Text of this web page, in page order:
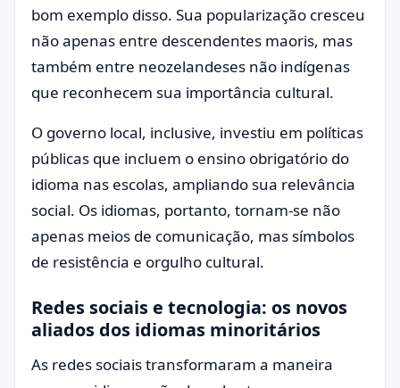
bom exemplo disso. Sua popularização cresceu
não apenas entre descendentes maoris, mas
também entre neozelandeses não indígenas
que reconhecem sua importância cultural.
O governo local, inclusive, investiu em políticas
públicas que incluem o ensino obrigatório do
idioma nas escolas, ampliando sua relevância
social. Os idiomas, portanto, tornam-se não
apenas meios de comunicação, mas símbolos
de resistência e orgulho cultural.
Redes sociais e tecnologia: os novos
aliados dos idiomas minoritários
As redes sociais transformaram a maneira